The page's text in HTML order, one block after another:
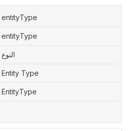
entityType
entityType
النوع
Entity Type
EntityType